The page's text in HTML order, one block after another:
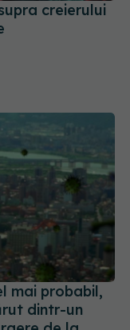
creierului
mai probabil,
dintr-un